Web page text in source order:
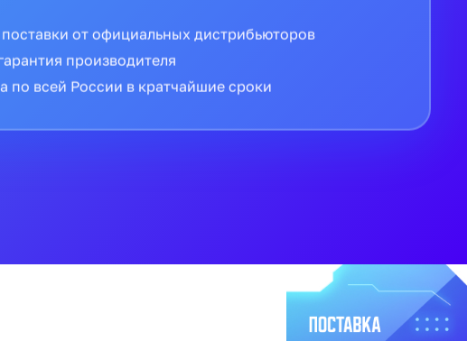
от официальных дистрибьюторов
производителя
по всей России в кратчайшие сроки